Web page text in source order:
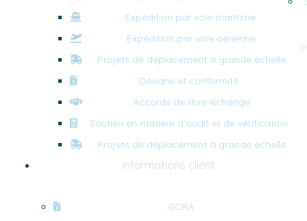
Expédition par voie maritime
Expédition par voie aérienne
Projets de déplacement à grande échelle
Douane et conformité
Accords de libre-échange
Soutien en matière d’audit et de vérification
Projets de déplacement à grande échelle
Informations client
GCRA